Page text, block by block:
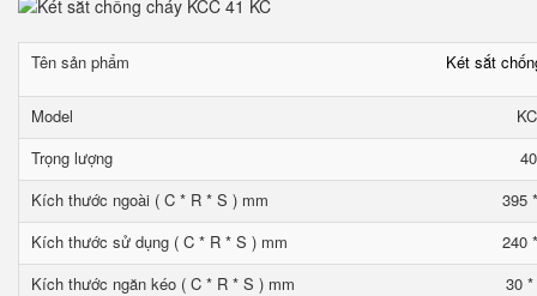
Tên sản phẩm Két sắt
Model
Trọng lượng
Kích thước ngoài ( C * R * S ) mm
395
Kích thước sử dụng ( C * R * S ) mm
240
Kích thước ngăn kéo ( C * R * S ) mm
30